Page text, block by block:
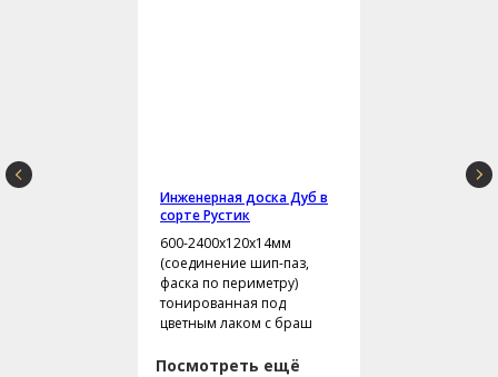
Инженерная доска Дуб в
сорте Рустик
600-2400х120х14мм
(соединение шип-паз,
фаска по периметру)
тонированная под
цветным лаком с браш
Посмотреть ещё